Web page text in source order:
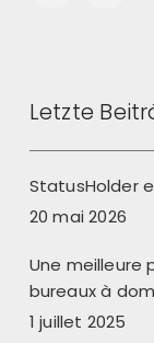
Letzte
StatusHolder
20 mai 2026
Une meilleure
bureaux à
1 juillet 2025